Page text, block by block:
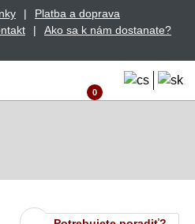
Platba a doprava
Ako sa k nám dostanate?
0